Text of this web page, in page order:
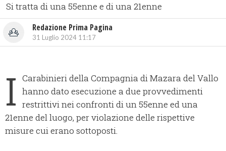
Si tratta di una 55enne e di una 21enne
Redazione Prima Pagina
31 Luglio 2024 11:17
I Carabinieri della Compagnia di Mazara del Vallo
hanno dato esecuzione a due provvedimenti
restrittivi nei confronti di un 55enne ed una
21enne del luogo, per violazione delle rispettive
misure cui erano sottoposti.